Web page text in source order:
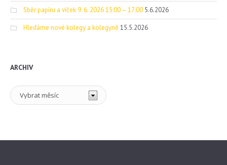
Sběr papíru a víček 9. 6. 2026 15:00 – 17:00 5.6.2026
Hledáme nové kolegy a kolegyně 15.5.2026
ARCHIV
Archiv